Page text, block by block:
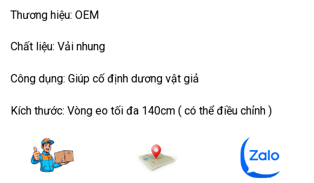
Thương hiệu: OEM
Chất liệu: Vải nhung
Công dụng: Giúp cố định dương vật giả
Kích thước: Vòng eo tối đa 140cm ( có thể điều chỉnh )